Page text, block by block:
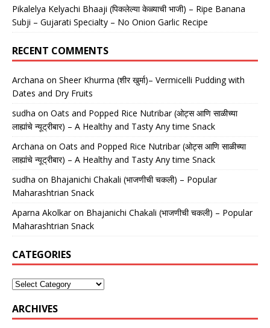
Pikalelya Kelyachi Bhaaji (पिकलेल्या केळ्याची भाजी) – Ripe Banana
Subji – Gujarati Specialty – No Onion Garlic Recipe
RECENT COMMENTS
Archana on Sheer Khurma (शीर खुर्मा)– Vermicelli Pudding with
Dates and Dry Fruits
sudha on Oats and Popped Rice Nutribar (ओट्स आणि साळीच्या
लाह्यांचे न्यूट्रीबार) – A Healthy and Tasty Any time Snack
Archana on Oats and Popped Rice Nutribar (ओट्स आणि साळीच्या
लाह्यांचे न्यूट्रीबार) – A Healthy and Tasty Any time Snack
sudha on Bhajanichi Chakali (भाजणीची चकली) – Popular
Maharashtrian Snack
Aparna Akolkaron Bhajanichi Chakali (भाजणीची चकली) – Popular
Maharashtrian Snack
CATEGORIES
ARCHIVES